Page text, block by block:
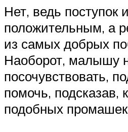
Нет, ведь поступок
положительным, а
из самых добрых
Наоборот, малышу
посочувствовать,
помочь, подсказав,
подобных